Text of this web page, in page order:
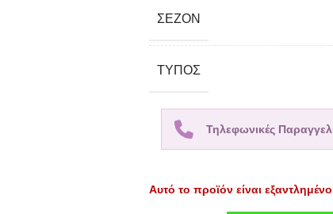
ΣΕΖΌΝ
TΎΠΟΣ
Τηλεφωνικές
Αυτό το προϊόν είναι